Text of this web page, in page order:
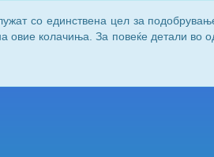
со единствена цел за
овие колачиња. За повеќе детали во